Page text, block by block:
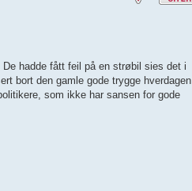
hadde fått feil på en strøbil sies det i
bort den gamle gode trygge hverdagen
som ikke har sansen for gode